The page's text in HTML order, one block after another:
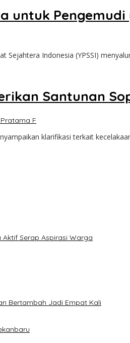
untuk
Sejahtera Indonesia (YPSSI)
Santunan
F
klarifikasi terkait
Aktif Serap Aspirasi Warga
Bertambah Jadi Empat Kali